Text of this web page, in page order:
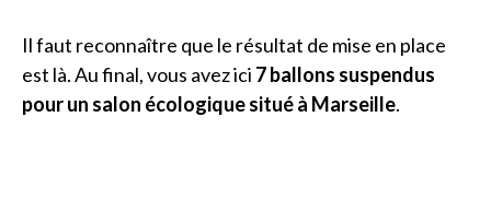
Il faut reconnaître que le résultat de mise en place
est là. Au final, vous avez ici 7 ballons suspendus
pour un salon écologique situé à Marseille.